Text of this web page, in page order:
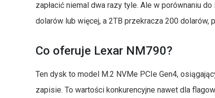
zapłacić niemal dwa razy tyle. Ale w porównaniu
dolarów lub więcej, a 2TB przekracza 200 dolarów,
Co oferuje Lexar NM790?
Ten dysk to model M.2 NVMe PCIe Gen4,
zapisie. To wartości konkurencyjne nawet dla